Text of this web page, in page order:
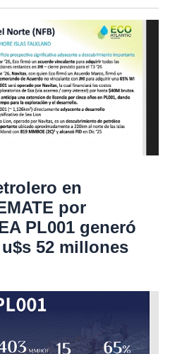
en
por
PL001 generó
52 millones